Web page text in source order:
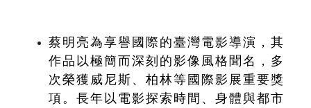
蔡明亮為享譽國際的臺灣電影導演，其
作品以極簡而深刻的影像風格聞名，多
次榮獲威尼斯、柏林等國際影展重要獎
項。長年以電影探索時間、身體與都市